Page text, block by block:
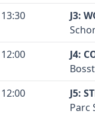
Voir
J3:
J4:
J5:
Parc